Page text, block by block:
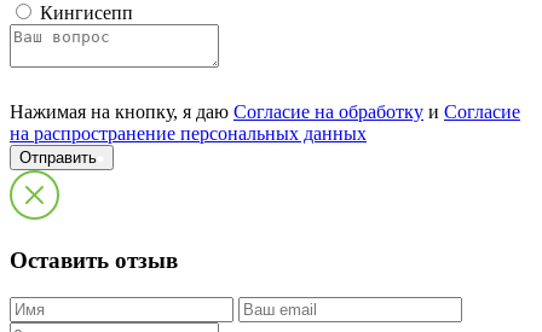
Кингисепп
Нажимая на кнопку, я даю Согласие на обработку и Согласие
на распространение персональных данных
Отправить
Оставить отзыв